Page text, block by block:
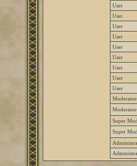
User
User
User
User
User
User
User
User
User
Super
Super